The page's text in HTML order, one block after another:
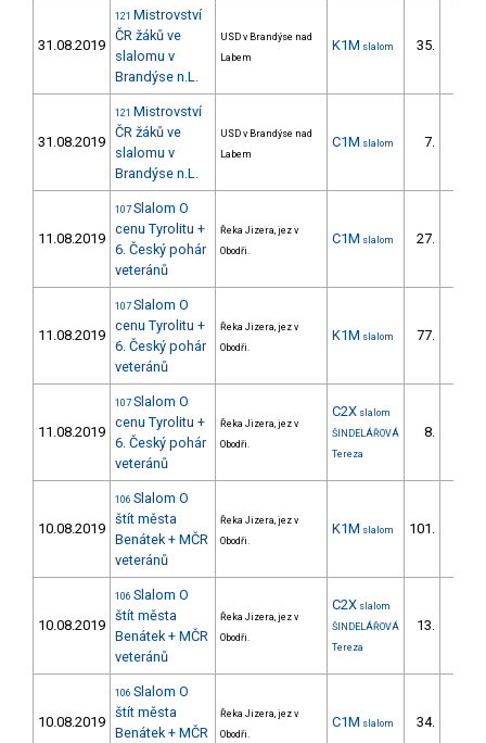
31.08.2019
121 Mistrovství
ČR žáků ve
slalomu v
Brandýse n.L.
USD v Brandýse nad
Labem
K1M slalom 35.
31.08.2019
121 Mistrovství
ČR žáků ve
slalomu v
Brandýse n.L.
USD v Brandýse nad
Labem
C1M slalom 7.
11.08.2019
107 Slalom O
cenu Tyrolitu +
6. Český pohár
veteránů
Řeka Jizera, jez v
Obodři.
C1M slalom 27.
11.08.2019
107 Slalom O
cenu Tyrolitu +
6. Český pohár
veteránů
Řeka Jizera, jez v
Obodři.
K1M slalom 77.
11.08.2019
107 Slalom O
cenu Tyrolitu +
6. Český pohár
veteránů
Řeka Jizera, jez v
Obodři.
C2X slalom
ŠINDELÁŘOVÁ
Tereza
8.
10.08.2019
106 Slalom O
štít města
Benátek + MČR
veteránů
Řeka Jizera, jez v
Obodři.
K1M slalom 101.
10.08.2019
106 Slalom O
štít města
Benátek + MČR
veteránů
Řeka Jizera, jez v
Obodři.
C2X slalom
ŠINDELÁŘOVÁ
Tereza
13.
10.08.2019
106 Slalom O
štít města
Benátek + MČR
Řeka Jizera, jez v
Obodři.
C1M slalom 34.